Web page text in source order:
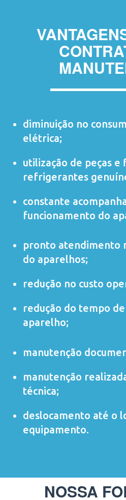
diminuição no
elétrica;
utilização de peças e
refrigerantes
constante
funcionamento do
pronto atendimento
do aparelhos;
redução no custo
redução do tempo
aparelho;
manutenção
manutenção
técnica;
deslocamento até o
equipamento.
NOSSA